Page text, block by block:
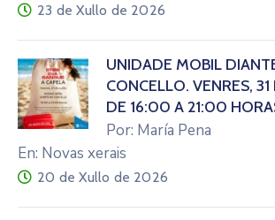
23 de Xullo de 2026
UNIDADE MÓBIL
CONCELLO. VENRES,
DE 16:00 A 21:00
Por: María Pena
En: Novas xerais
20 de Xullo de 2026